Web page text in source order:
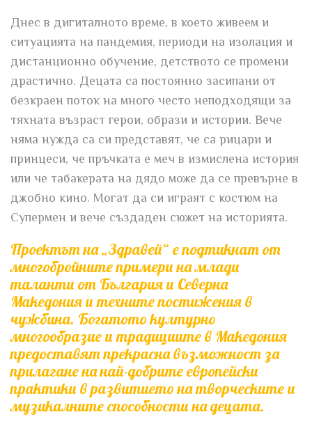
Днес в дигиталното време, в което живеем и
ситуацията на пандемия, периоди на изолация и
дистанционно обучение, детството се промени
драстично. Децата са постоянно засипани от
безкраен поток на много често неподходящи за
тяхната възраст герои, образи и истории. Вече
няма нужда са си представят, че са рицари и
принцеси, че пръчката е меч в измислена история
или че табакерата на дядо може да се превърне в
джобно кино. Могат да си играят с костюм на
Супермен и вече създаден сюжет на историята.
Проектът на „Здравей“ е подтикнат от
многобройните примери на млади
таланти от България и Северна
Македония и техните постижения в
чужбина. Богатото културно
многообразие и традициите в Македония
предоставят прекрасна възможност за
прилагане на най-добрите европейски
практики в развитието на творческите и
музикалните способности на децата.